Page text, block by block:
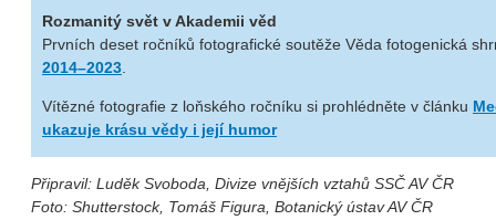
Rozmanitý svět v Akademii věd
Prvních deset ročníků fotografické soutěže Věda fotogenická
2014–2023
Vítězné fotografie z loňského ročníku si prohlédněte v článku
ukazuje krásu vědy i její humor
Připravil: Luděk Svoboda, Divize vnějších vztahů SSČ AV ČR
Foto: Shutterstock, Tomáš Figura, Botanický ústav AV ČR